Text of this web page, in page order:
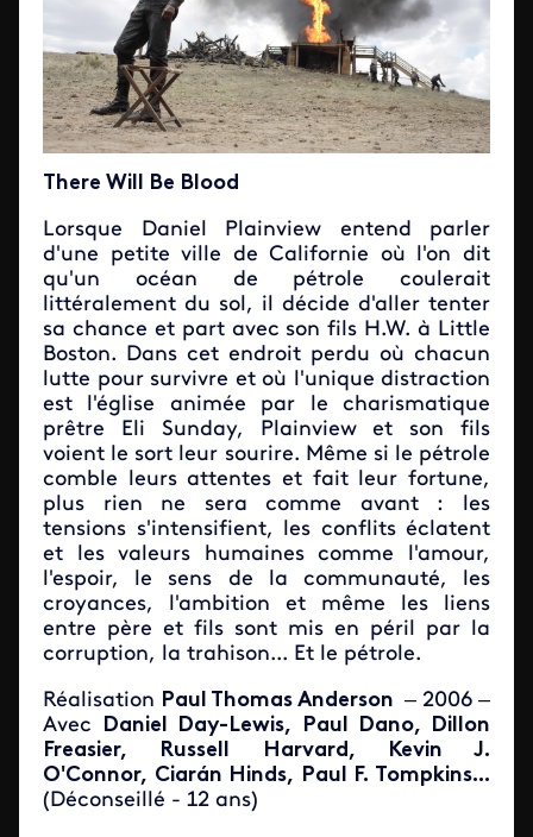
There Will Be Blood
Lorsque Daniel Plainview entend parler
d'une petite ville de Californie où l'on dit
qu'un océan de pétrole coulerait
littéralement du sol, il décide d'aller tenter
sa chance et part avec son fils H.W. à Little
Boston. Dans cet endroit perdu où chacun
lutte pour survivre et où l'unique distraction
est l'église animée par le charismatique
prêtre Eli Sunday, Plainview et son fils
voient le sort leur sourire. Même si le pétrole
comble leurs attentes et fait leur fortune,
plus rien ne sera comme avant : les
tensions s'intensifient, les conflits éclatent
et les valeurs humaines comme l'amour,
l'espoir, le sens de la communauté, les
croyances, l'ambition et même les liens
entre père et fils sont mis en péril par la
corruption, la trahison... Et le pétrole.
Réalisation Paul Thomas Anderson – 2006 –
Avec
Daniel Day-Lewis, Paul Dano, Dillon
Freasier, Russell Harvard, Kevin J.
O'Connor, Ciarán Hinds, Paul F. Tompkins...
(Déconseillé - 12 ans)